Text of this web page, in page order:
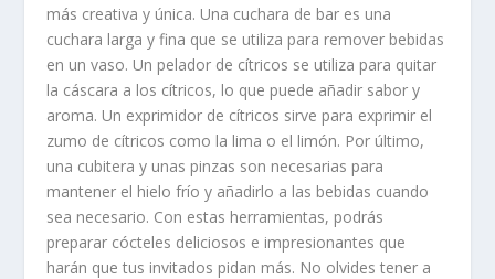
más creativa y única. Una cuchara de bar es una
cuchara larga y fina que se utiliza para remover bebidas
en un vaso. Un pelador de cítricos se utiliza para quitar
la cáscara a los cítricos, lo que puede añadir sabor y
aroma. Un exprimidor de cítricos sirve para exprimir el
zumo de cítricos como la lima o el limón. Por último,
una cubitera y unas pinzas son necesarias para
mantener el hielo frío y añadirlo a las bebidas cuando
sea necesario. Con estas herramientas, podrás
preparar cócteles deliciosos e impresionantes que
harán que tus invitados pidan más. No olvides tener a